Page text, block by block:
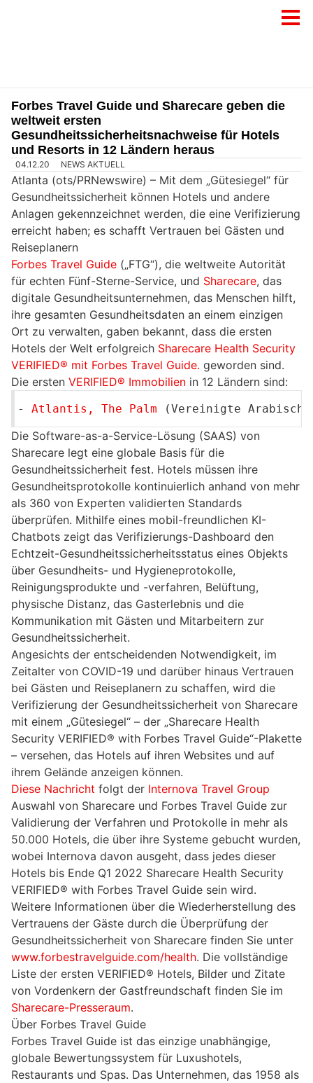
Forbes Travel Guide und Sharecare geben die
weltweit ersten
Gesundheitssicherheitsnachweise für Hotels
und Resorts in 12 Ländern heraus
04.12.20 NEWS AKTUELL
Atlanta (ots/PRNewswire) – Mit dem „Gütesiegel“ für
Gesundheitssicherheit können Hotels und andere
Anlagen gekennzeichnet werden, die eine Verifizierung
erreicht haben; es schafft Vertrauen bei Gästen und
Reiseplanern
Forbes Travel Guide („FTG“), die weltweite Autorität
für echten Fünf-Sterne-Service, und Sharecare, das
digitale Gesundheitsunternehmen, das Menschen hilft,
ihre gesamten Gesundheitsdaten an einem einzigen
Ort zu verwalten, gaben bekannt, dass die ersten
Hotels der Welt erfolgreich Sharecare Health Security
VERIFIED® mit Forbes Travel Guide. geworden sind.
Die ersten VERIFIED® Immobilien in 12 Ländern sind:
- Atlantis, The Palm (Vereinigte
Die Software-as-a-Service-Lösung (SAAS) von
Sharecare legt eine globale Basis für die
Gesundheitssicherheit fest. Hotels müssen ihre
Gesundheitsprotokolle kontinuierlich anhand von mehr
als 360 von Experten validierten Standards
überprüfen. Mithilfe eines mobil-freundlichen KI-
Chatbots zeigt das Verifizierungs-Dashboard den
Echtzeit-Gesundheitssicherheitsstatus eines Objekts
über Gesundheits- und Hygieneprotokolle,
Reinigungsprodukte und -verfahren, Belüftung,
physische Distanz, das Gasterlebnis und die
Kommunikation mit Gästen und Mitarbeitern zur
Gesundheitssicherheit.
Angesichts der entscheidenden Notwendigkeit, im
Zeitalter von COVID-19 und darüber hinaus Vertrauen
bei Gästen und Reiseplanern zu schaffen, wird die
Verifizierung der Gesundheitssicherheit von Sharecare
mit einem „Gütesiegel“ – der „Sharecare Health
Security VERIFIED® with Forbes Travel Guide“-Plakette
– versehen, das Hotels auf ihren Websites und auf
ihrem Gelände anzeigen können.
Diese Nachricht folgt der Internova Travel Group
Auswahl von Sharecare und Forbes Travel Guide zur
Validierung der Verfahren und Protokolle in mehr als
50.000 Hotels, die über ihre Systeme gebucht wurden,
wobei Internova davon ausgeht, dass jedes dieser
Hotels bis Ende Q1 2022 Sharecare Health Security
VERIFIED® with Forbes Travel Guide sein wird.
Weitere Informationen über die Wiederherstellung des
Vertrauens der Gäste durch die Überprüfung der
Gesundheitssicherheit von Sharecare finden Sie unter
www.forbestravelguide.com/health. Die vollständige
Liste der ersten VERIFIED® Hotels, Bilder und Zitate
von Vordenkern der Gastfreundschaft finden Sie im
Sharecare-Presseraum.
Über Forbes Travel Guide
Forbes Travel Guide ist das einzige unabhängige,
globale Bewertungssystem für Luxushotels,
Restaurants und Spas. Das Unternehmen, das 1958 als